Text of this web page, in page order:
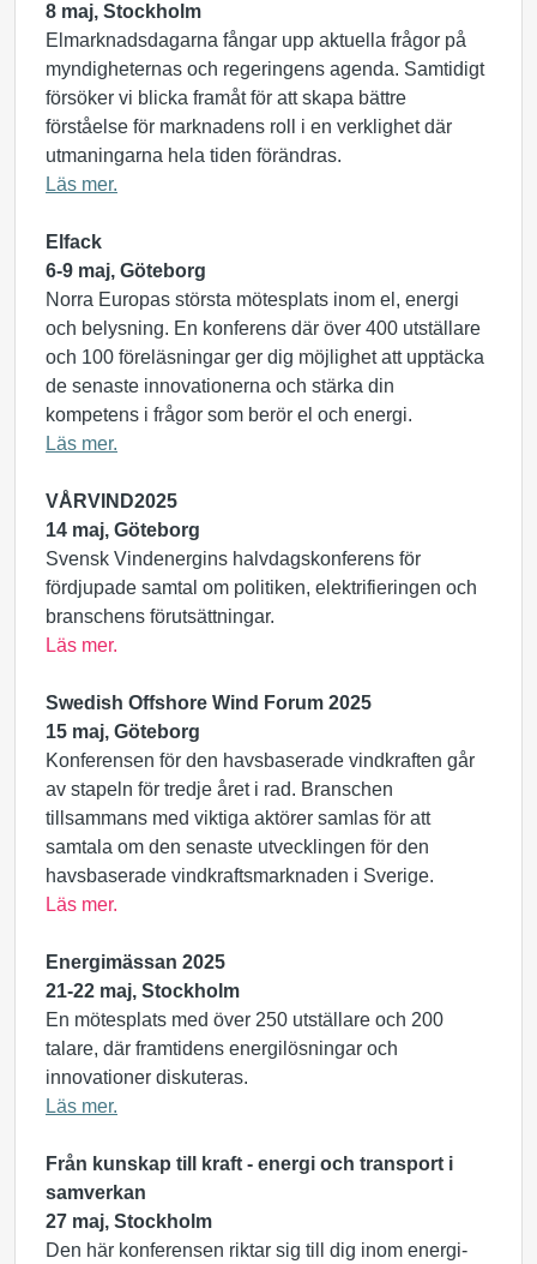
8 maj, Stockholm
Elmarknadsdagarna fångar upp aktuella frågor på
myndigheternas och regeringens agenda. Samtidigt
försöker vi blicka framåt för att skapa bättre
förståelse för marknadens roll i en verklighet där
utmaningarna hela tiden förändras.
Läs mer.
Elfack
6-9 maj, Göteborg
Norra Europas största mötesplats inom el, energi
och belysning. En konferens där över 400 utställare
och 100 föreläsningar ger dig möjlighet att upptäcka
de senaste innovationerna och stärka din
kompetens i frågor som berör el och energi.
Läs mer.
VÅRVIND2025
14 maj, Göteborg
Svensk Vindenergins halvdagskonferens för
fördjupade samtal om politiken, elektrifieringen och
branschens förutsättningar.
Läs mer.
Swedish Offshore Wind Forum 2025
15 maj, Göteborg
Konferensen för den havsbaserade vindkraften går
av stapeln för tredje året i rad. Branschen
tillsammans med viktiga aktörer samlas för att
samtala om den senaste utvecklingen för den
havsbaserade vindkraftsmarknaden i Sverige.
Läs mer.
Energimässan 2025
21-22 maj, Stockholm
En mötesplats med över 250 utställare och 200
talare, där framtidens energilösningar och
innovationer diskuteras.
Läs mer.
Från kunskap till kraft - energi och transport i
samverkan
27 maj, Stockholm
Den här konferensen riktar sig till dig inom energi-